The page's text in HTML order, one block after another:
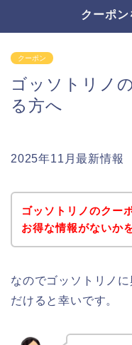
クーポ
クーポン
ゴッソトリノ
る方へ
2025年11月最新情報
ゴッソトリノのクー
お得な情報がないか
なのでゴッソトリノ
だけると幸いです。